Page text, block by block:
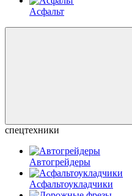
Асфальт
спецтехники
Автогрейдеры
Асфальто­укладчики